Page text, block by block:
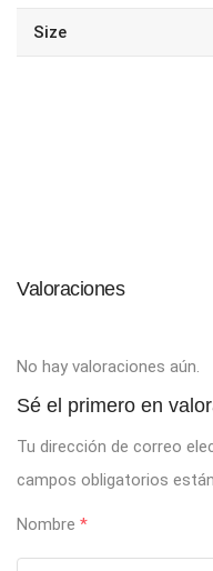
Size
Valoraciones
No hay valoraciones aún.
Sé el primero en
Tu dirección de correo
campos obligatorios
Nombre *